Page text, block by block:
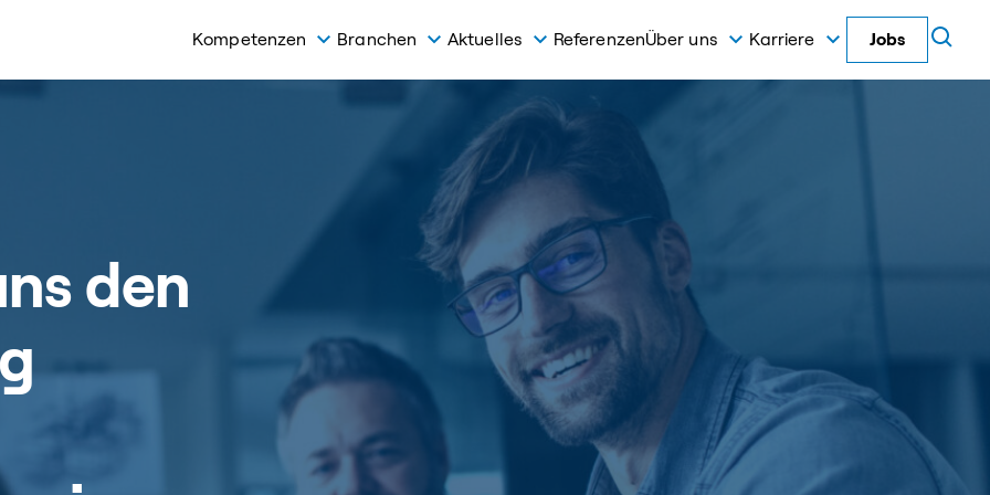
Kompetenzen Branchen Aktuelles ReferenzenÜber uns Karriere Jobs
den